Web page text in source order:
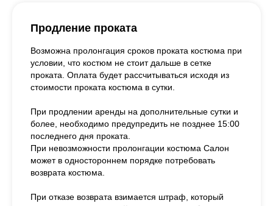
Продление проката
Возможна пролонгация сроков проката костюма при
условии, что костюм не стоит дальше в сетке
проката. Оплата будет рассчитываться исходя из
стоимости проката костюма в сутки.
При продлении аренды на дополнительные сутки и
более, необходимо предупредить не позднее 15:00
последнего дня проката.
При невозможности пролонгации костюма Салон
может в одностороннем порядке потребовать
возврата костюма.
При отказе возврата взимается штраф, который